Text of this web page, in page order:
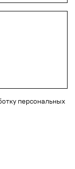
персональных